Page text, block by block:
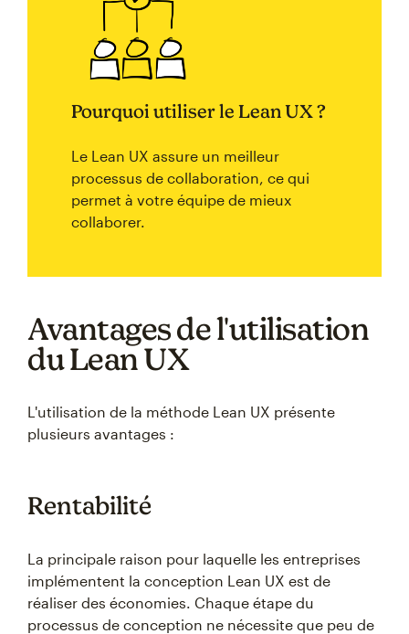
Pourquoi utiliser le Lean UX ?
Le Lean UX assure un meilleur
processus de collaboration, ce qui
permet à votre équipe de mieux
collaborer.
Avantages de l'utilisation
du Lean UX
L'utilisation de la méthode Lean UX présente
plusieurs avantages :
Rentabilité
La principale raison pour laquelle les entreprises
implémentent la conception Lean UX est de
réaliser des économies. Chaque étape du
processus de conception ne nécessite que peu de